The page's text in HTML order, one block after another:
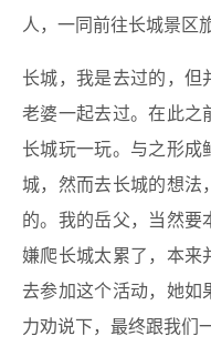
人，一同前往长城景区
长城，我是去过的，但
老婆一起去过。在此之
长城玩一玩。与之形成
城，然而去长城的想法
的。我的岳父，当然要
嫌爬长城太累了，本来
去参加这个活动，她如
力劝说下，最终跟我们